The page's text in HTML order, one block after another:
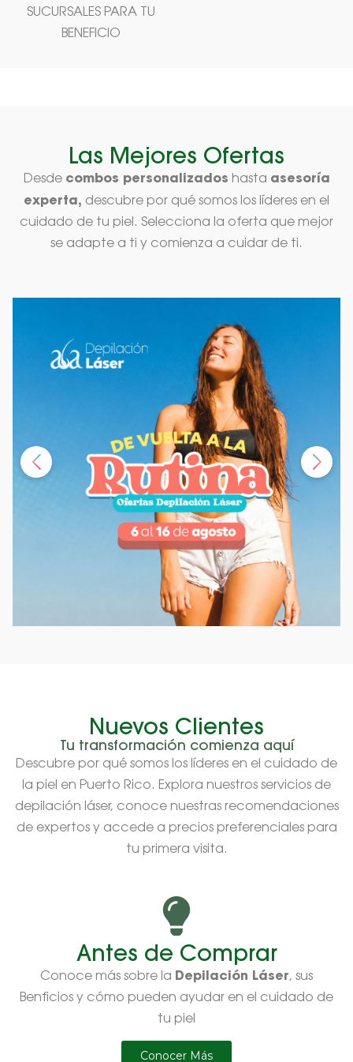
SUCURSALES PARA TU
BENEFICIO
Las Mejores Ofertas
Desde combos personalizados hasta asesoría
experta, descubre por qué somos los líderes en el
cuidado de tu piel. Selecciona la oferta que mejor
se adapte a ti y comienza a cuidar de ti.
Nuevos Clientes
Tu transformación comienza aquí
Descubre por qué somos los líderes en el cuidado de
la piel en Puerto Rico. Explora nuestros servicios de
depilación láser, conoce nuestras recomendaciones
de expertos y accede a precios preferenciales para
tu primera visita.
Antes de Comprar
Conoce más sobre la Depilación Láser, sus
Benficios y cómo pueden ayudar en el cuidado de
tu piel
Conocer Más